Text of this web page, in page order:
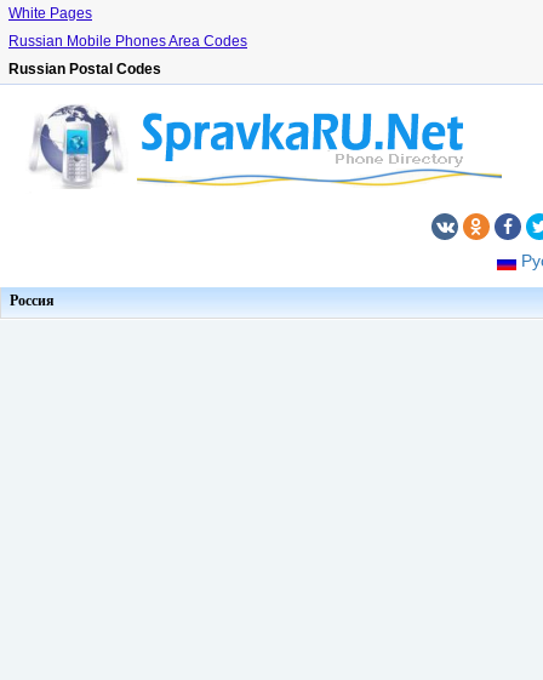
White Pages
Russian Mobile Phones Area Codes
Russian Postal Codes
Россия